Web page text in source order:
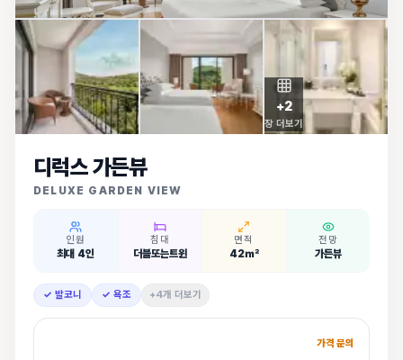
+2
장 더보기
디럭스 가든뷰
DELUXE GARDEN VIEW
인원
최대 4인
침대
더블또는트윈
면적
42㎡
전망
가든뷰
✓ 발코니 ✓ 욕조 +4개 더보기
가격 문의